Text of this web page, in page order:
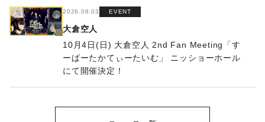
2026.08.03 EVENT
大倉空人
10月4日(日) 大倉空人 2nd Fan Meeting「す
ーぱーたかてぃーたいむ」 ニッショーホール
にて開催決定！